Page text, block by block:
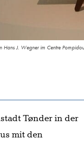
Hans J. Wegner im Centre
Tønder in der
mit den